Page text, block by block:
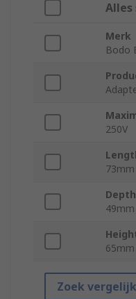
Alles
Merk
Bodo
250V
73mm
Depth
49mm
65mm
Zoek